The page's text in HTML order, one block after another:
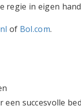
regie in eigen
of Bol.com.
succesvolle